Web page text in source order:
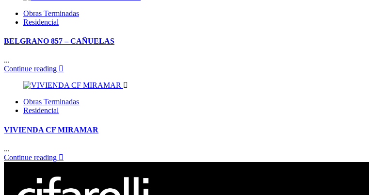
Obras Terminadas
Residencial
BELGRANO 857 – CAÑUELAS
...
Continue reading
Obras Terminadas
Residencial
VIVIENDA CF MIRAMAR
...
Continue reading